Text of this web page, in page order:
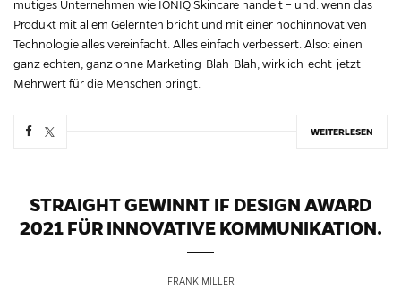
mutiges Unternehmen wie IONIQ Skincare handelt – und: wenn das
Produkt mit allem Gelernten bricht und mit einer hochinnovativen
Technologie alles vereinfacht. Alles einfach verbessert. Also: einen
ganz echten, ganz ohne Marketing-Blah-Blah, wirklich-echt-jetzt-
Mehrwert für die Menschen bringt.
WEITERLESEN
STRAIGHT GEWINNT IF DESIGN AWARD
2021 FÜR INNOVATIVE KOMMUNIKATION.
FRANK MILLER